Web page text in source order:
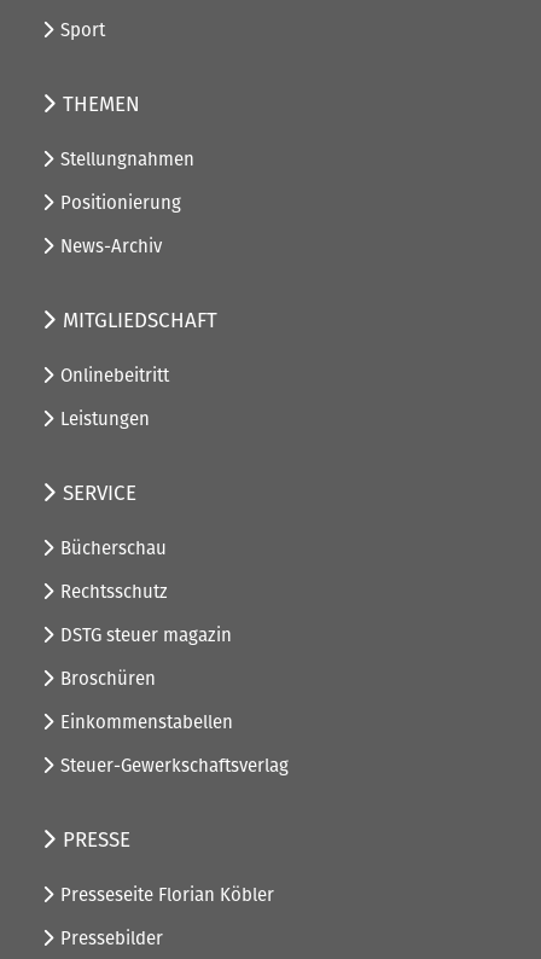
Sport
THEMEN
Stellungnahmen
Positionierung
News-Archiv
MITGLIEDSCHAFT
Onlinebeitritt
Leistungen
SERVICE
Bücherschau
Rechtsschutz
DSTG steuer magazin
Broschüren
Einkommenstabellen
Steuer-Gewerkschaftsverlag
PRESSE
Presseseite Florian Köbler
Pressebilder